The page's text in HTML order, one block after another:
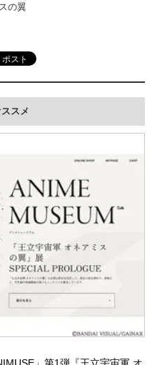
の翼
スメ
」第1弾『王立宇宙軍 オ